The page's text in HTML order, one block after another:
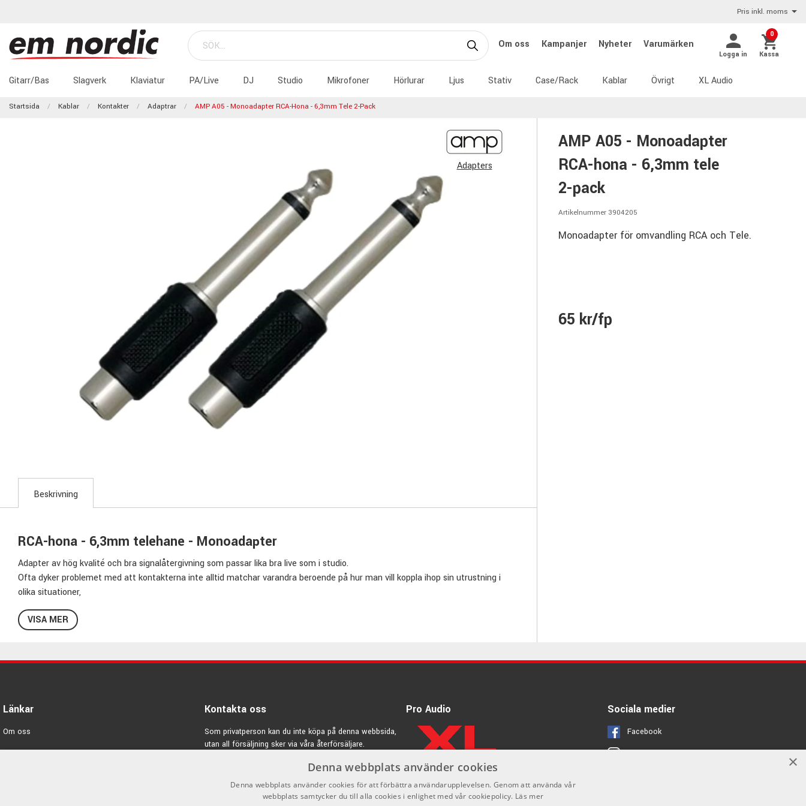
Pris inkl. moms
Om oss Kampanjer Nyheter Varumärken
Logga in
0
Kassa
Gitarr/Bas Slagverk Klaviatur PA/Live DJ Studio Mikrofoner Hörlurar Ljus Stativ Case/Rack Kablar Övrigt XL Audio
Startsida Kablar Kontakter Adaptrar AMP A05 - Monoadapter RCA-Hona - 6,3mm Tele 2-Pack
Adapters
AMP A05 - Monoadapter
RCA-hona - 6,3mm tele
2-pack
Artikelnummer 3904205
Monoadapter för omvandling RCA och Tele.
65 kr/fp
Beskrivning
RCA-hona - 6,3mm telehane - Monoadapter
Adapter av hög kvalité och bra signalåtergivning som passar lika bra live som i studio.
Ofta dyker problemet med att kontakterna inte alltid matchar varandra beroende på hur man vill koppla ihop sin utrustning i
olika situationer,
så att ha ett gäng olika adapters i sin kabellåda är aldrig fel. En adapter han användas åt båda håll, så vilken kontakt den går
från och till beror helt på hur du behöver använda den.
Specifikationer AMP A-05:
Kontakt 2:
Pinkonfiguration:Mono
VISA MER
Länkar
Om oss
Varumärken
Kontakta oss
Som privatperson kan du inte köpa på denna webbsida,
utan all försäljning sker via våra återförsäljare.
Pro Audio Sociala medier
Facebook
Instagram ×
Denna webbplats använder cookies
Denna webbplats använder cookies för att förbättra användarupplevelsen. Genom att använda vår
webbplats samtycker du till alla cookies i enlighet med vår cookiepolicy. Läs mer